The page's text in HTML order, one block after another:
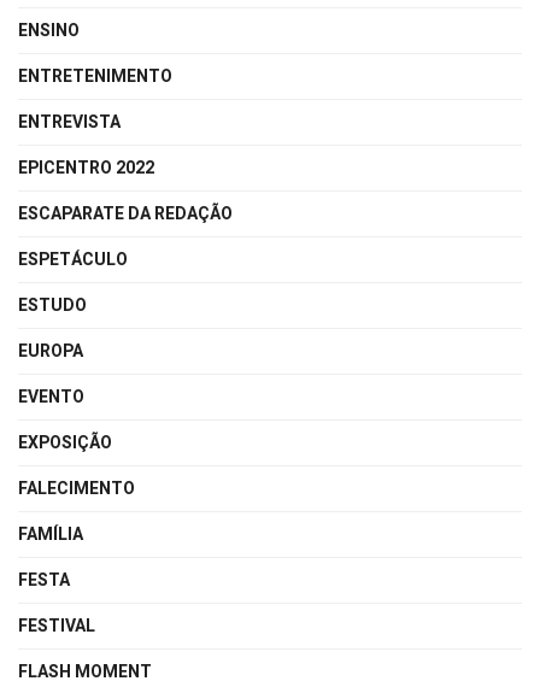
ENSINO
ENTRETENIMENTO
ENTREVISTA
EPICENTRO 2022
ESCAPARATE DA REDAÇÃO
ESPETÁCULO
ESTUDO
EUROPA
EVENTO
EXPOSIÇÃO
FALECIMENTO
FAMÍLIA
FESTA
FESTIVAL
FLASH MOMENT